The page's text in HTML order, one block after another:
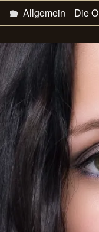
Allgemein Die